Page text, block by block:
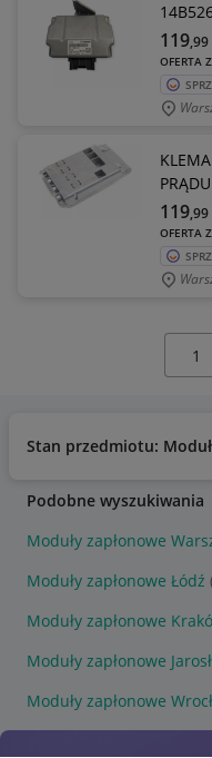
OFERTA Z
119,99
OFERTA Z
119,99
Stan przedmiotu:
Podobne wyszukiwania
Moduły zapłonowe
Moduły zapłonowe Łódź
Moduły zapłonowe
Moduły zapłonowe
Moduły zapłonowe